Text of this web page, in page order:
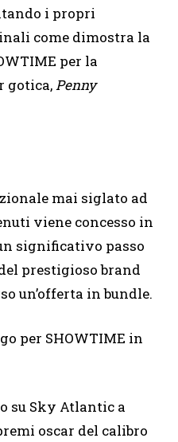
i propri
come dimostra la
per la
gotica,Penny
mai siglato ad
viene concesso in
significativo passo
prestigioso brand
un’offerta in bundle.
per SHOWTIME in
su Sky Atlantic a
oscar del calibro